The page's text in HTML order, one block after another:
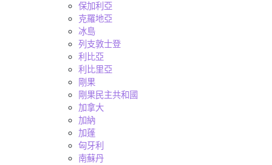
保加利亞
克羅地亞
冰島
列支敦士登
利比亞
利比里亞
剛果
剛果民主共和國
加拿大
加納
加蓬
匈牙利
南蘇丹